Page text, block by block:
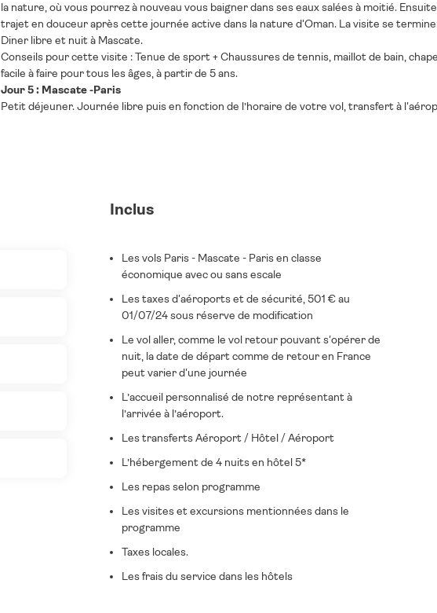
la nature, où vous pourrez à nouveau vous baigner dans ses eaux salées à moitié.
trajet en douceur après cette journée active dans la nature d'Oman. La visite se
Diner libre et nuit à Mascate.
Conseils pour cette visite : Tenue de sport + Chaussures de tennis, maillot de bain,
facile à faire pour tous les âges, à partir de 5 ans.
Jour 5 : Mascate -Paris
Petit déjeuner. Journée libre puis en fonction de l’horaire de votre vol, transfert à
Inclus
Les vols Paris - Mascate - Paris en classe
économique avec ou sans escale
Les taxes d'aéroports et de sécurité, 501 € au
01/07/24 sous réserve de modification
Le vol aller, comme le vol retour pouvant s'opérer de
nuit, la date de départ comme de retour en France
peut varier d'une journée
L’accueil personnalisé de notre représentant à
l’arrivée à l’aéroport.
Les transferts Aéroport / Hôtel / Aéroport
L’hébergement de 4 nuits en hôtel 5*
Les repas selon programme
Les visites et excursions mentionnées dans le
programme
Taxes locales.
Les frais du service dans les hôtels